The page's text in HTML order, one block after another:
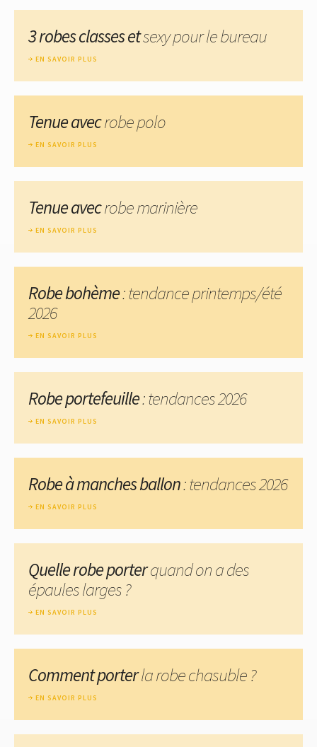
3 robes classes etsexy pour le bureau
EN SAVOIR PLUS
Tenue avecrobe polo
EN SAVOIR PLUS
Tenue avecrobe marinière
EN SAVOIR PLUS
Robe bohème: tendance printemps/été
2026
EN SAVOIR PLUS
Robe portefeuille: tendances 2026
EN SAVOIR PLUS
Robe à manches ballon: tendances 2026
EN SAVOIR PLUS
Quelle robe porterquand on a des
épaules larges ?
EN SAVOIR PLUS
Comment porterla robe chasuble ?
EN SAVOIR PLUS